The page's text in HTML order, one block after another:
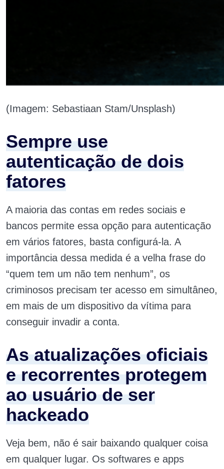
(Imagem: Sebastiaan Stam/Unsplash)
Sempre use
autenticação de dois
fatores
A maioria das contas em redes sociais e
bancos permite essa opção para autenticação
em vários fatores, basta configurá-la. A
importância dessa medida é a velha frase do
“quem tem um não tem nenhum”, os
criminosos precisam ter acesso em simultâneo,
em mais de um dispositivo da vítima para
conseguir invadir a conta.
As atualizações oficiais
e recorrentes protegem
ao usuário de ser
hackeado
Veja bem, não é sair baixando qualquer coisa
em qualquer lugar. Os softwares e apps